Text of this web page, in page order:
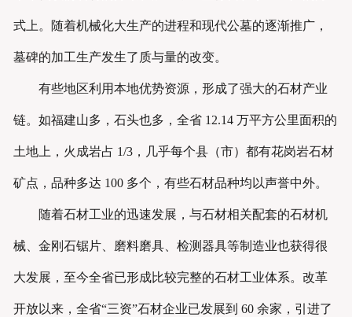
工程案例
式上。随着机械化大生产的进程和现代公墓的逐渐推广，
墓碑的加工生产发生了质与量的改变。
有些地区利用本地优势资源，形成了强大的石材产业
链。如福建山多，石头也多，全省 12.14 万平方公里面积的
土地上，火成岩占 1/3，几乎每个县（市）都有花岗岩石材
矿点，品种多达 100 多个，有些石材品种均以声誉中外。
随着石材工业的迅速发展，与石材相关配套的石材机
械、金刚石锯片、磨料磨具、检测器具等制造业也获得很
大发展，至今全省已形成比较完整的石材工业体系。改革
开放以来，全省“三资”石材企业已发展到 60 余家，引进了